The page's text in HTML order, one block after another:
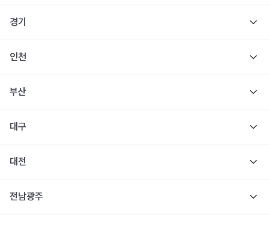
경기
인천
부산
대구
대전
전남광주